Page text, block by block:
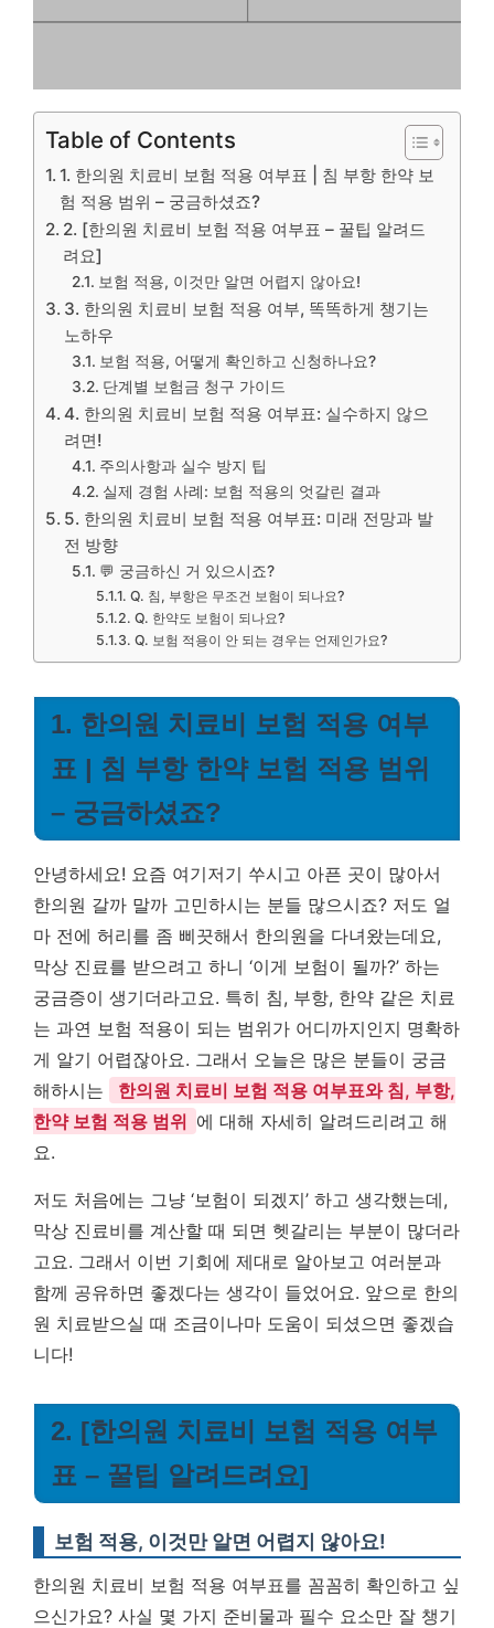
Table of Contents
1. 한의원 치료비 보험 적용 여부표 | 침 부항 한약 보
험 적용 범위 – 궁금하셨죠?
2. [한의원 치료비 보험 적용 여부표 – 꿀팁 알려드
려요]
보험 적용, 이것만 알면 어렵지 않아요!
3. 한의원 치료비 보험 적용 여부, 똑똑하게 챙기는
노하우
보험 적용, 어떻게 확인하고 신청하나요?
단계별 보험금 청구 가이드
4. 한의원 치료비 보험 적용 여부표: 실수하지 않으
려면!
주의사항과 실수 방지 팁
실제 경험 사례: 보험 적용의 엇갈린 결과
5. 한의원 치료비 보험 적용 여부표: 미래 전망과 발
전 방향
💬 궁금하신 거 있으시죠?
Q. 침, 부항은 무조건 보험이 되나요?
Q. 한약도 보험이 되나요?
Q. 보험 적용이 안 되는 경우는 언제인가요?
1. 한의원 치료비 보험 적용 여부
표 | 침 부항 한약 보험 적용 범위
– 궁금하셨죠?
안녕하세요! 요즘 여기저기 쑤시고 아픈 곳이 많아서
한의원 갈까 말까 고민하시는 분들 많으시죠? 저도 얼
마 전에 허리를 좀 삐끗해서 한의원을 다녀왔는데요,
막상 진료를 받으려고 하니 ‘이게 보험이 될까?’ 하는
궁금증이 생기더라고요. 특히 침, 부항, 한약 같은 치료
는 과연 보험 적용이 되는 범위가 어디까지인지 명확하
게 알기 어렵잖아요. 그래서 오늘은 많은 분들이 궁금
해하시는
한의원 치료비 보험 적용 여부표와 침, 부항,
한약 보험 적용 범위 에 대해 자세히 알려드리려고 해
요.
저도 처음에는 그냥 ‘보험이 되겠지’ 하고 생각했는데,
막상 진료비를 계산할 때 되면 헷갈리는 부분이 많더라
고요. 그래서 이번 기회에 제대로 알아보고 여러분과
함께 공유하면 좋겠다는 생각이 들었어요. 앞으로 한의
원 치료받으실 때 조금이나마 도움이 되셨으면 좋겠습
니다!
2. [한의원 치료비 보험 적용 여부
표 – 꿀팁 알려드려요]
보험 적용, 이것만 알면 어렵지 않아요!
한의원 치료비 보험 적용 여부표를 꼼꼼히 확인하고 싶
으신가요? 사실 몇 가지 준비물과 필수 요소만 잘 챙기